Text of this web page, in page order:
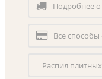
Подробнее о
Все
Распил